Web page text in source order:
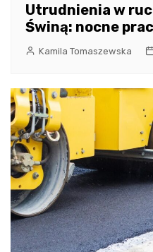
Utrudnienia w
Świną: nocne
Kamila Tomaszewska